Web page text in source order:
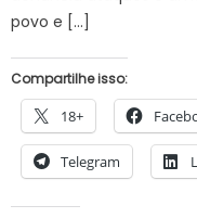
povo e […]
Compartilhe isso:
18+
Telegram